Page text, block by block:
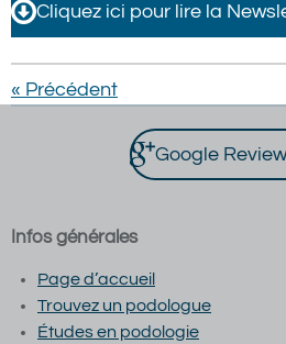
Cliquez ici pour lire la
« Précédent
Google Review
Infos générales
Page d’accueil
Trouvez un podologue
Études en podologie